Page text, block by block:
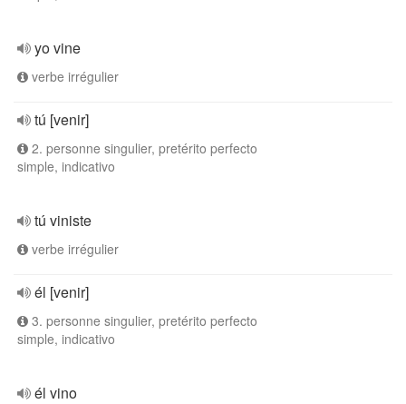
yo vine
verbe irrégulier
tú [venir]
2. personne singulier, pretérito perfecto
simple, indicativo
tú viniste
verbe irrégulier
él [venir]
3. personne singulier, pretérito perfecto
simple, indicativo
él vino